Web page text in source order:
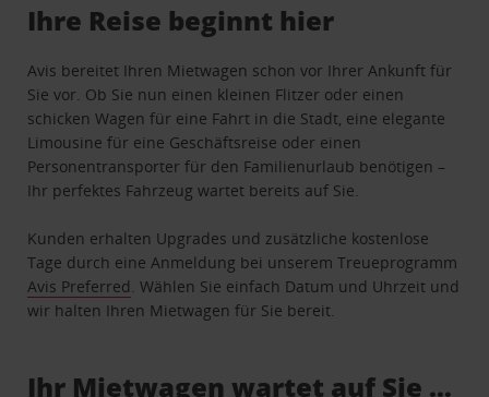
Ihre Reise beginnt hier
Avis bereitet Ihren Mietwagen schon vor Ihrer Ankunft für
Sie vor. Ob Sie nun einen kleinen Flitzer oder einen
schicken Wagen für eine Fahrt in die Stadt, eine elegante
Limousine für eine Geschäftsreise oder einen
Personentransporter für den Familienurlaub benötigen –
Ihr perfektes Fahrzeug wartet bereits auf Sie.
Kunden erhalten Upgrades und zusätzliche kostenlose
Tage durch eine Anmeldung bei unserem Treueprogramm
Avis Preferred . Wählen Sie einfach Datum und Uhrzeit und
wir halten Ihren Mietwagen für Sie bereit.
Ihr Mietwagen wartet auf Sie …